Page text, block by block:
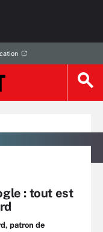
: tout est
patron de